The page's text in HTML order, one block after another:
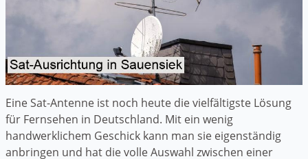
Eine Sat-Antenne ist noch heute die vielfältigste Lösung
für Fernsehen in Deutschland. Mit ein wenig
handwerklichem Geschick kann man sie eigenständig
anbringen und hat die volle Auswahl zwischen einer